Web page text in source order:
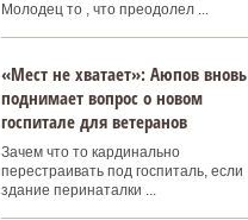
Молодец то , что преодолел ...
«Мест не хватает»: Аюпов вновь
поднимает вопрос о новом
госпитале для ветеранов
Зачем что то кардинально
перестраивать под госпиталь, если
здание перинаталки ...